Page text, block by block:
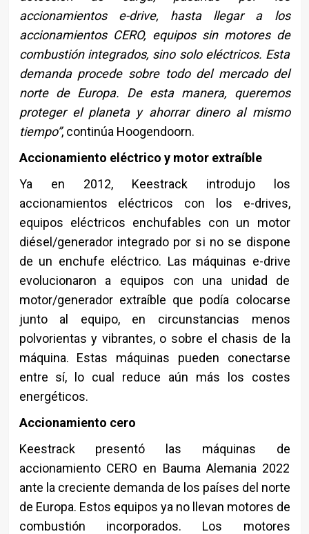
accionamientos e-drive, hasta llegar a los
accionamientos CERO, equipos sin motores de
combustión integrados, sino solo eléctricos. Esta
demanda procede sobre todo del mercado del
norte de Europa. De esta manera, queremos
proteger el planeta y ahorrar dinero al mismo
tiempo”, continúa Hoogendoorn.
Accionamiento eléctrico y motor extraíble
Ya en 2012, Keestrack introdujo los
accionamientos eléctricos con los e-drives,
equipos eléctricos enchufables con un motor
diésel/generador integrado por si no se dispone
de un enchufe eléctrico. Las máquinas e-drive
evolucionaron a equipos con una unidad de
motor/generador extraíble que podía colocarse
junto al equipo, en circunstancias menos
polvorientas y vibrantes, o sobre el chasis de la
máquina. Estas máquinas pueden conectarse
entre sí, lo cual reduce aún más los costes
energéticos.
Accionamiento cero
Keestrack presentó las máquinas de
accionamiento CERO en Bauma Alemania 2022
ante la creciente demanda de los países del norte
de Europa. Estos equipos ya no llevan motores de
combustión incorporados. Los motores